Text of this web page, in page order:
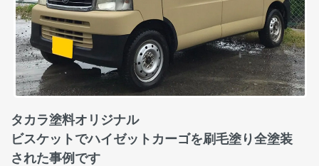
タカラ塗料オリジナル
ビスケットでハイゼットカーゴを刷毛塗り全塗装
された事例です